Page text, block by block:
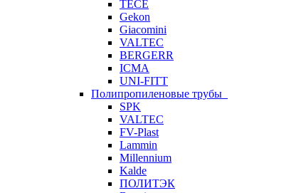
TECE
Gekon
Giacomini
VALTEC
BERGERR
ICMA
UNI-FITT
Полипропиленовые трубы
SPK
VALTEC
FV-Plast
Lammin
Millennium
Kalde
ПОЛИТЭК